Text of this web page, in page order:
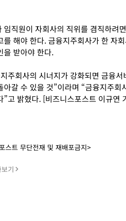
임직원이 자회사의 직위를 겸직하려
를 해야 한다. 금융지주회사가 한 자
을 받아야 한다.
주회사의 시너지가 강화되면 금융
아갈 수 있을 것”이라며 “금융지주회
”고 밝혔다. [비즈니스포스트 이규연
스트 무단전재 및 재배포금지>
기